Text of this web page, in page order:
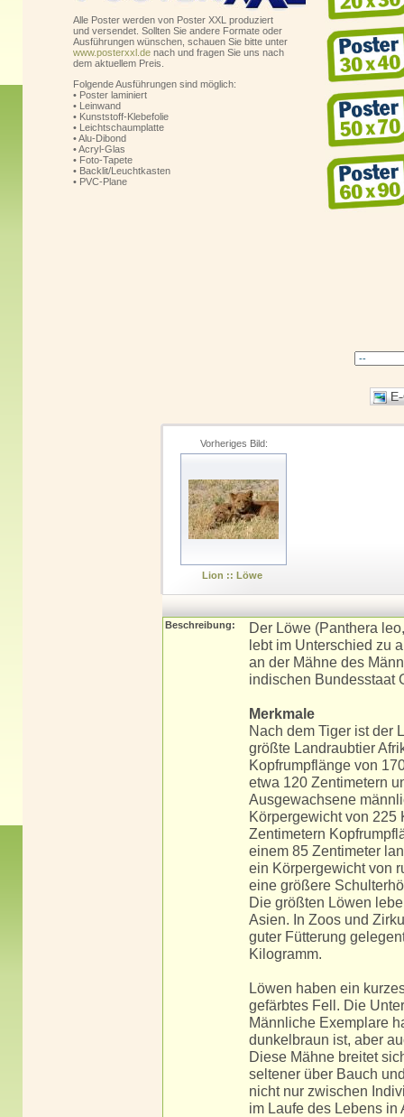
Alle Poster werden von Poster XXL produziert
und versendet. Sollten Sie andere Formate oder
Ausführungen wünschen, schauen Sie bitte unter
www.posterxxl.de nach und fragen Sie uns nach
dem aktuellem Preis.
Folgende Ausführungen sind möglich:
• Poster laminiert
• Leinwand
• Kunststoff-Klebefolie
• Leichtschaumplatte
• Alu-Dibond
• Acryl-Glas
• Foto-Tapete
• Backlit/Leuchtkasten
• PVC-Plane
Vorheriges Bild:
Lion :: Löwe
Beschreibung:
Der Löwe (Panthera
lebt im Unterschied zu
an der Mähne des
indischen Bundesstaat
Merkmale
Nach dem Tiger ist der
größte Landraubtier
Kopfrumpflänge von
etwa 120 Zentimetern
Ausgewachsene
Körpergewicht von 225
Zentimetern
einem 85 Zentimeter
ein Körpergewicht von
eine größere
Die größten Löwen
Asien. In Zoos und
guter Fütterung
Kilogramm.
Löwen haben ein
gefärbtes Fell. Die
Männliche Exemplare
dunkelbraun ist, aber
Diese Mähne breitet
seltener über Bauch
nicht nur zwischen
im Laufe des Lebens in